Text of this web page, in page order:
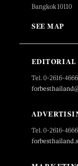
Bangkok 10110
SEE MAP
EDITORIAL
Tel. 0-2616-
Tel. 0-2616-